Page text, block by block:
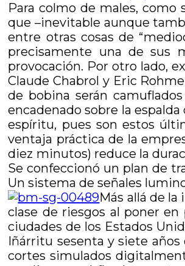
Para colmo de males, como
que –inevitable aunque
entre otras cosas de
precisamente una de sus
provocación. Por otro lado,
Claude Chabrol y Eric
de bobina serán
encadenado sobre la
espíritu, pues son estos
ventaja práctica de la
diez minutos) reduce la
Se confeccionó un plan de
Un sistema de señales
Más allá de
clase de riesgos al poner
ciudades de los Estados
Iñárritu sesenta y siete
cortes simulados